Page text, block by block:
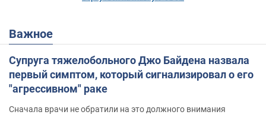
Важное
Супруга тяжелобольного Джо Байдена назвала
первый симптом, который сигнализировал о его
"агрессивном" раке
Сначала врачи не обратили на это должного внимания